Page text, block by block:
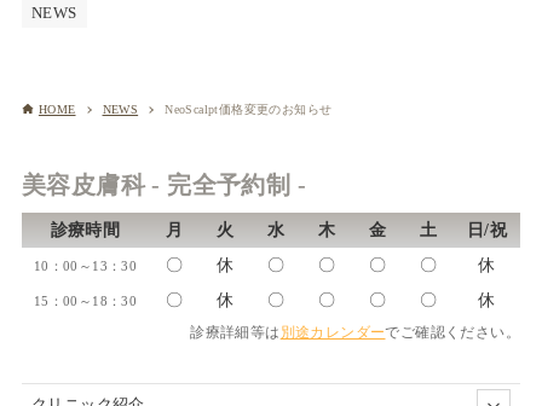
NEWS
HOME NEWS NeoScalpt価格変更のお知らせ
美容皮膚科 - 完全予約制 -
診療時間 月 火 水 木 金 土 日/祝
10：00～13：30 〇 休 〇 〇 〇 〇 休
15：00～18：30 〇 休 〇 〇 〇 〇 休
診療詳細等は 別途カレンダーでご確認ください。